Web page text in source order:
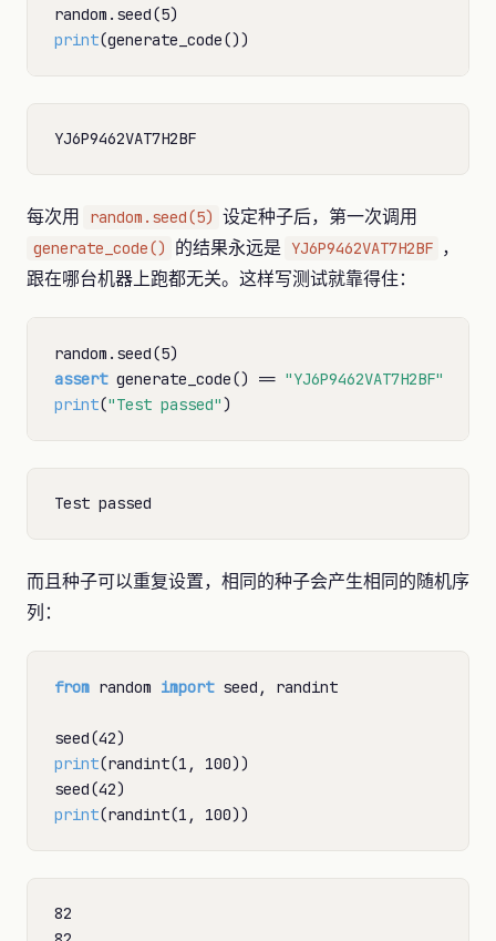
print
每次用 random.seed(5) 设定种子后，第一次调用
generate_code() 的结果永远是 YJ6P9462VAT7H2BF ，
跟在哪台机器上跑都无关。这样写测试就靠得住：
assert generate_code() == "YJ6P9462VAT7H2BF"
print("Test passed"
而且种子可以重复设置，相同的种子会产生相同的随机序
列：
from random import seed, randint
print(randint(1, 100))
print
82